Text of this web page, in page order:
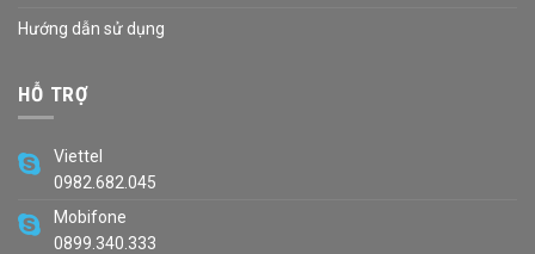
Hướng dẫn sử dụng
HỖ TRỢ
Viettel
0982.682.045
Mobifone
0899.340.333